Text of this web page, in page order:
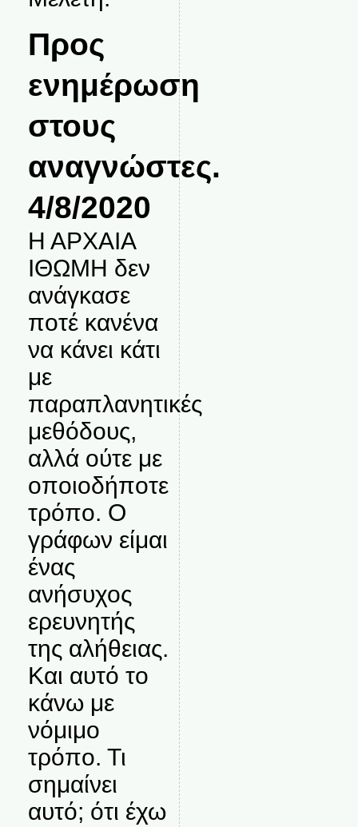
Προς
ενημέρωση
στους
αναγνώστες.
4/8/2020
Η ΑΡΧΑΙΑ
ΙΘΩΜΗ δεν
ανάγκασε
ποτέ κανένα
να κάνει κάτι
με
παραπλανητικές
μεθόδους,
αλλά ούτε με
οποιοδήποτε
τρόπο. Ο
γράφων είμαι
ένας
ανήσυχος
ερευνητής
της αλήθειας.
Και αυτό το
κάνω με
νόμιμο
τρόπο. Τι
σημαίνει
αυτό; ότι έχω